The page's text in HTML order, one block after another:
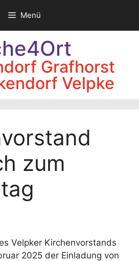
Menü
Grafhorst
Velpke
zum
Velpker Kirchenvorstands
2025 der Einladung von